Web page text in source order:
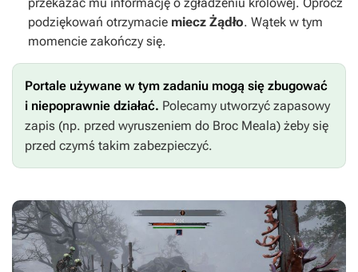
podziękowań otrzymacie miecz Żądło. Wątek w tym
momencie zakończy się.
Portale używane w tym zadaniu mogą się zbugować
i niepoprawnie działać. Polecamy utworzyć zapasowy
zapis (np. przed wyruszeniem do Broc Meala) żeby się
przed czymś takim zabezpieczyć.